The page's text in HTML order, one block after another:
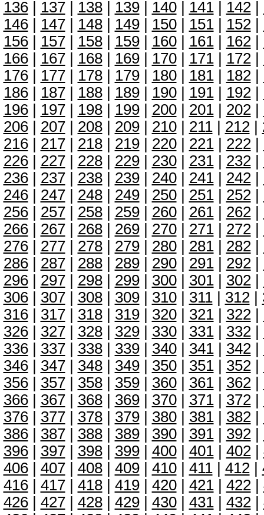
136| 137| 138| 139| 140| 141| 142|
146| 147| 148| 149| 150| 151| 152|
156| 157| 158| 159| 160| 161| 162|
166| 167| 168| 169| 170| 171| 172|
176| 177| 178| 179| 180| 181| 182|
186| 187| 188| 189| 190| 191| 192|
196| 197| 198| 199| 200| 201| 202|
206| 207| 208| 209| 210| 211| 212|
216| 217| 218| 219| 220| 221| 222|
226| 227| 228| 229| 230| 231| 232|
236| 237| 238| 239| 240| 241| 242|
246| 247| 248| 249| 250| 251| 252|
256| 257| 258| 259| 260| 261| 262|
266| 267| 268| 269| 270| 271| 272|
276| 277| 278| 279| 280| 281| 282|
286| 287| 288| 289| 290| 291| 292|
296| 297| 298| 299| 300| 301| 302|
306| 307| 308| 309| 310| 311| 312|
316| 317| 318| 319| 320| 321| 322|
326| 327| 328| 329| 330| 331| 332|
336| 337| 338| 339| 340| 341| 342|
346| 347| 348| 349| 350| 351| 352|
356| 357| 358| 359| 360| 361| 362|
366| 367| 368| 369| 370| 371| 372|
376| 377| 378| 379| 380| 381| 382|
386| 387| 388| 389| 390| 391| 392|
396| 397| 398| 399| 400| 401| 402|
406| 407| 408| 409| 410| 411| 412|
416| 417| 418| 419| 420| 421| 422|
426| 427| 428| 429| 430| 431| 432|